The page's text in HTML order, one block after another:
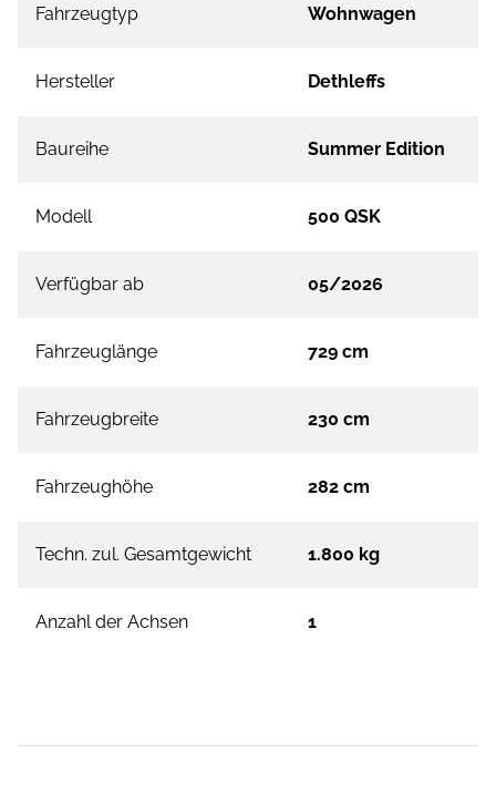
Fahrzeugtyp Wohnwagen
Hersteller Dethleffs
Baureihe Summer Edition
Modell 500 QSK
Verfügbar ab 05/2026
Fahrzeuglänge 729 cm
Fahrzeugbreite 230 cm
Fahrzeughöhe 282 cm
Techn. zul. Gesamtgewicht 1.800 kg
Anzahl der Achsen 1